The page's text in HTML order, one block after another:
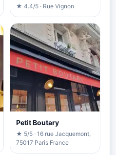
★ 4.4/5 · Rue Vignon
Petit Boutary
★ 5/5 · 16 rue Jacquemont,
75017 Paris France